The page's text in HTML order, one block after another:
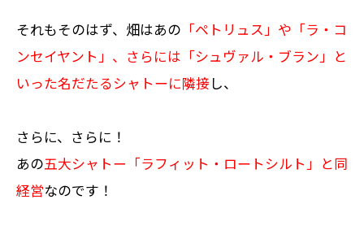
それもそのはず、畑はあの 「ペトリュス」や「ラ・コ
ンセイヤント」、さらには「シュヴァル・ブラン」と
いった名だたるシャトーに隣接 し、
さらに、さらに！
あの五大シャトー「ラフィット・ロートシルト」と同
経営なのです！